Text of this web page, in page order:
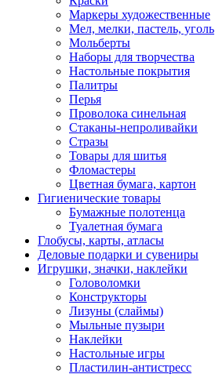
Маркеры художественные
Мел, мелки, пастель, уголь
Мольберты
Наборы для творчества
Настольные покрытия
Палитры
Перья
Проволока синельная
Стаканы-непроливайки
Стразы
Товары для шитья
Фломастеры
Цветная бумага, картон
Гигиенические товары
Бумажные полотенца
Туалетная бумага
Глобусы, карты, атласы
Деловые подарки и сувениры
Игрушки, значки, наклейки
Головоломки
Конструкторы
Лизуны (слаймы)
Мыльные пузыри
Наклейки
Настольные игры
Пластилин-антистресс